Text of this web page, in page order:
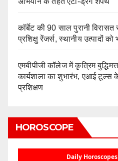
कॉर्बेट की 90 साल पुरानी
प्रशिक्षु रेंजर्स, स्थानीय उत्पादों को
एमबीपीजी कॉलेज में कृत्रिम
कार्यशाला का शुभारंभ, एआई टूल्स के
प्रशिक्षण
HOROSCOPE